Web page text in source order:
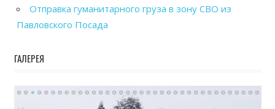
Отправка гуманитарного груза в зону СВО из
Павловского Посада
ГАЛЕРЕЯ